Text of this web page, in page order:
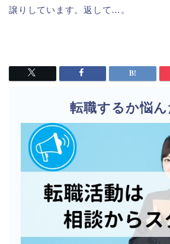
譲りしています。返して…。
転職するか悩ん